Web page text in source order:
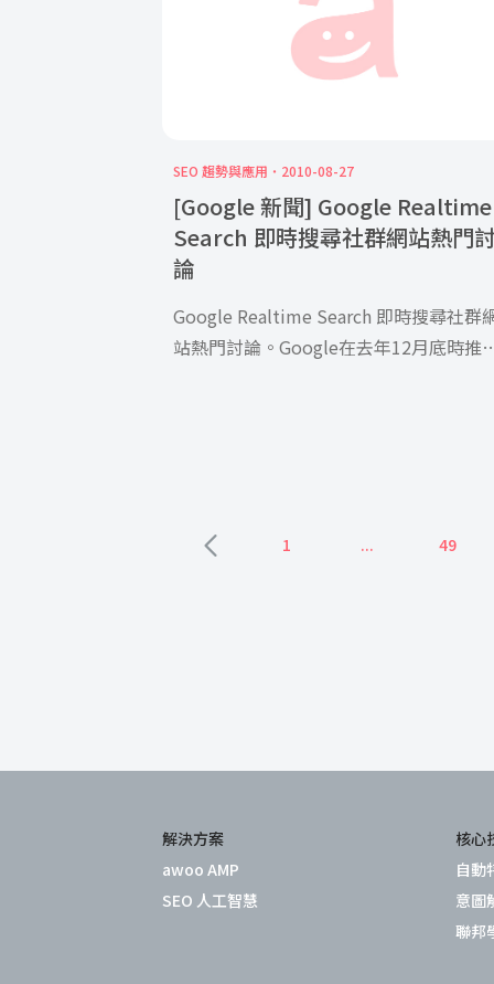
SEO 趨勢與應用 2010-08-27
[Google 新聞] Google Realtime
Search 即時搜尋社群網站熱門
論
Google Realtime Search 即時搜尋社群
站熱門討論。Google在去年12月底時推
等設定，讓使用者可以作更精細的搜尋。
1 ... 49
解決方案
awoo AMP
SEO 人工智慧
核心
自動
意圖
聯邦